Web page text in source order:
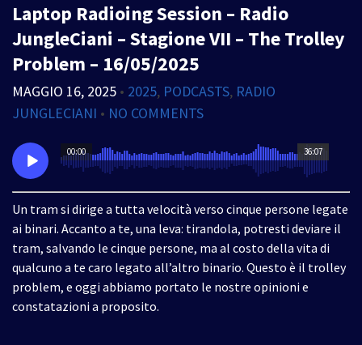
Laptop Radioing Session – Radio
JungleCiani – Stagione VII – The Trolley
Problem – 16/05/2025
MAGGIO 16, 2025 • 2025, PODCASTS, RADIO
JUNGLECIANI • NO COMMENTS
36:07
00:00
Un tram si dirige a tutta velocità verso cinque persone legate
ai binari. Accanto a te, una leva: tirandola, potresti deviare il
tram, salvando le cinque persone, ma al costo della vita di
qualcuno a te caro legato all’altro binario. Questo è il trolley
problem, e oggi abbiamo portato le nostre opinioni e
constatazioni a proposito.